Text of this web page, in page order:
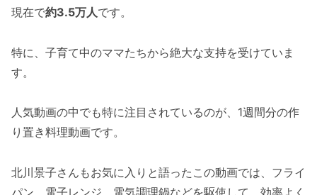
現在で約3.5万人です。
特に、子育て中のママたちから絶大な支持を受けていま
す。
人気動画の中でも特に注目されているのが、1週間分の作
り置き料理動画です。
北川景子さんもお気に入りと語ったこの動画では、フライ